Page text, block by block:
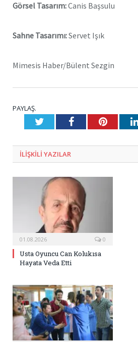
Görsel Tasarım:Canis Başsulu
Sahne Tasarımı:Servet Işık
Mimesis Haber/Bülent Sezgin
PAYLAŞ.
TwitterFacebook
ILIŞKILI YAZILAR
01.08.2026 0
Usta Oyuncu Can Kolukısa
Hayata Veda Etti